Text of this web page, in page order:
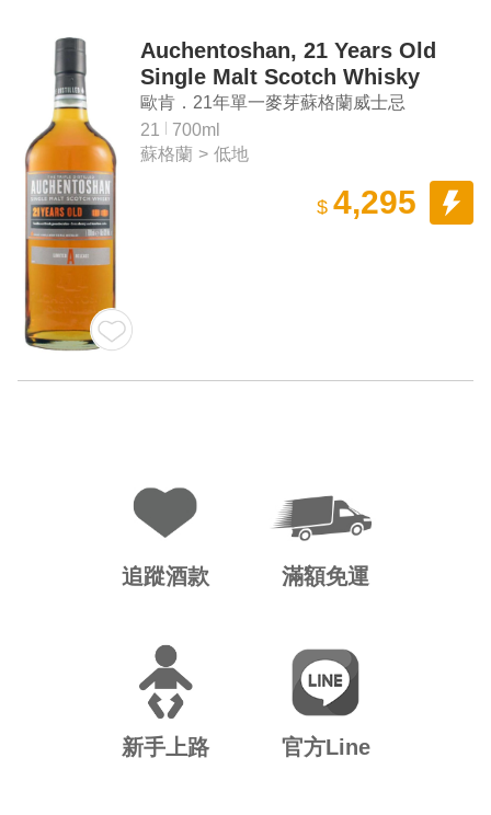
Auchentoshan, 21 Years Old
Single Malt Scotch Whisky
歐肯．21年單一麥芽蘇格蘭威士忌
21
700ml
蘇格蘭 > 低地
$ 4,295
追蹤酒款 滿額免運
新手上路 官方Line